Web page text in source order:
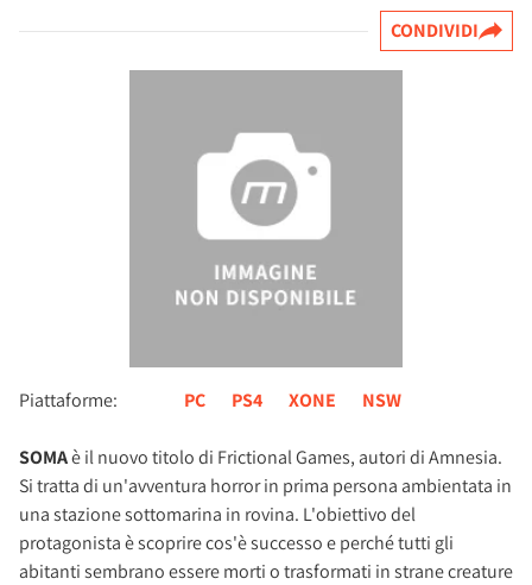
CONDIVIDI
Piattaforme: PC PS4 XONE NSW
SOMAè il nuovo titolo di Frictional Games, autori di Amnesia.
Si tratta di un'avventura horror in prima persona ambientata in
una stazione sottomarina in rovina. L'obiettivo del
protagonista è scoprire cos'è successo e perché tutti gli
abitanti sembrano essere morti o trasformati in strane creature